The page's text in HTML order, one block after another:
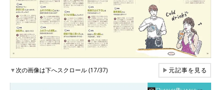
▼次の画像は下へスクロール (17/37) ▶元記事を見る